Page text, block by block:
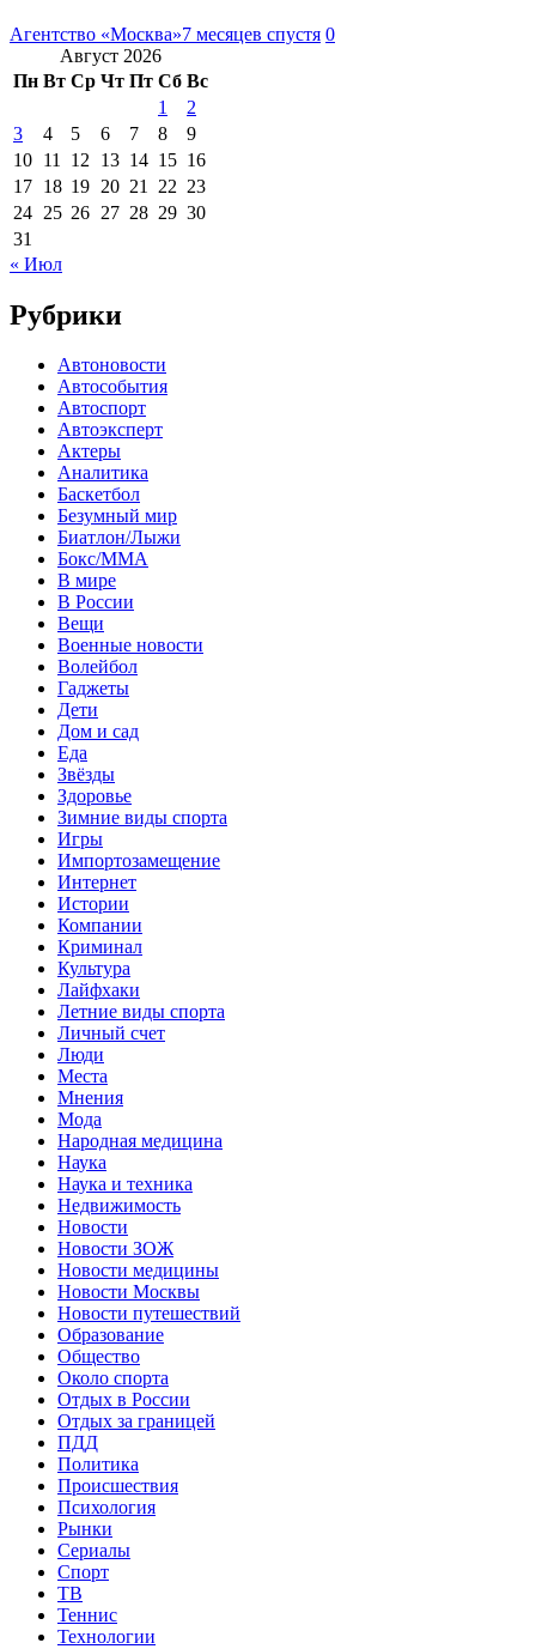
Агентство «Москва»7 месяцев спустя 0
Август 2026
Пн Вт Ср Чт Пт Сб Вс
1
2
3
4 5 6 7 8
9
10 11 12 13 14 15 16
17 18 19 20 21 22 23
24 25 26 27 28 29 30
31
« Июл
Рубрики
Автоновости
Автособытия
Автоспорт
Автоэксперт
Актеры
Аналитика
Баскетбол
Безумный мир
Биатлон/Лыжи
Бокс/MMA
В мире
В России
Вещи
Военные новости
Волейбол
Гаджеты
Дети
Дом и сад
Еда
Звёзды
Здоровье
Зимние виды спорта
Игры
Импортозамещение
Интернет
Истории
Компании
Криминал
Культура
Лайфхаки
Летние виды спорта
Личный счет
Люди
Места
Мнения
Мода
Народная медицина
Наука
Наука и техника
Недвижимость
Новости
Новости ЗОЖ
Новости медицины
Новости Москвы
Новости путешествий
Образование
Общество
Около спорта
Отдых в России
Отдых за границей
ПДД
Политика
Происшествия
Психология
Рынки
Сериалы
Спорт
ТВ
Теннис
Технологии